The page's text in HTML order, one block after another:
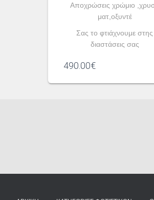
Αποχρώσεις χρώμιο
ματ,οξυντέ
Σας το φτιάχνουμε στης
διαστάσεις σας
490.00€